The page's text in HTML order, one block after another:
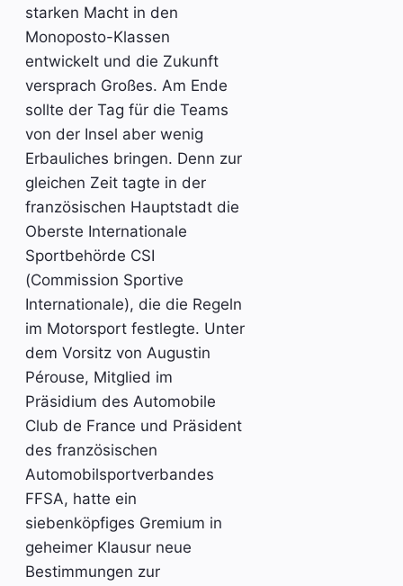
starken Macht in den
Monoposto-Klassen
entwickelt und die Zukunft
versprach Großes. Am Ende
sollte der Tag für die Teams
von der Insel aber wenig
Erbauliches bringen. Denn zur
gleichen Zeit tagte in der
französischen Hauptstadt die
Oberste Internationale
Sportbehörde CSI
(Commission Sportive
Internationale), die die Regeln
im Motorsport festlegte. Unter
dem Vorsitz von Augustin
Pérouse, Mitglied im
Präsidium des Automobile
Club de France und Präsident
des französischen
Automobilsportverbandes
FFSA, hatte ein
siebenköpfiges Gremium in
geheimer Klausur neue
Bestimmungen zur